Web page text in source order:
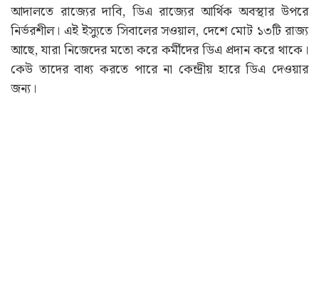
আদালতে রাজ্যের দাবি, ডিএ রাজ্যের আর্থিক অবস্থার উপরে
নির্ভরশীল। এই ইস্যুতে সিবালের সওয়াল, দেশে মোট ১৩টি রাজ্য
আছে, যারা নিজেদের মতো করে কর্মীদের ডিএ প্রদান করে থাকে।
কেউ তাদের বাধ্য করতে পারে না কেন্দ্রীয় হারে ডিএ দেওয়ার
জন্য।